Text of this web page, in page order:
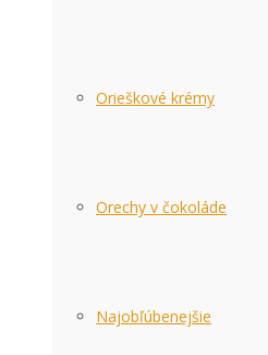
Orieškové krémy
Orechy v čokoláde
Najobľúbenejšie